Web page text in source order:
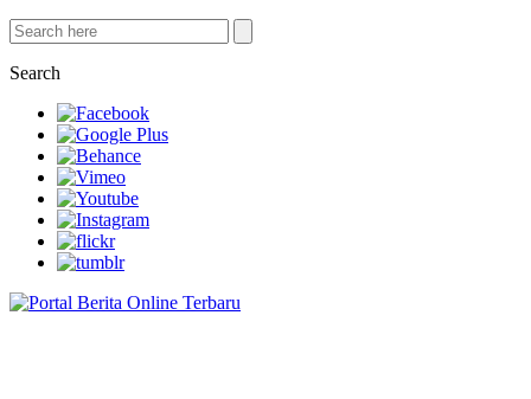
Search